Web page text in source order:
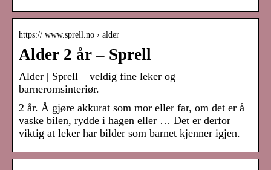
https:// www.sprell.no › alder
Alder 2 år – Sprell
Alder | Sprell – veldig fine leker og
barneromsinteriør.
2 år. Å gjøre akkurat som mor eller far, om det er å
vaske bilen, rydde i hagen eller … Det er derfor
viktig at leker har bilder som barnet kjenner igjen.